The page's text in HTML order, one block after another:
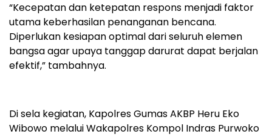
“Kecepatan dan ketepatan respons menjadi faktor
utama keberhasilan penanganan bencana.
Diperlukan kesiapan optimal dari seluruh elemen
bangsa agar upaya tanggap darurat dapat berjalan
efektif,” tambahnya.
Di sela kegiatan, Kapolres Gumas AKBP Heru Eko
Wibowo melalui Wakapolres Kompol Indras Purwoko